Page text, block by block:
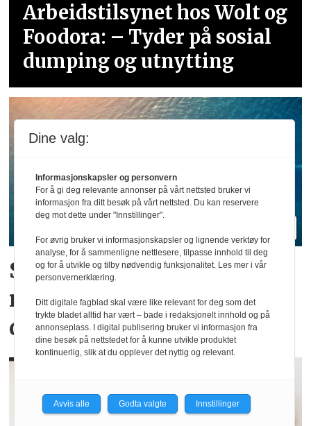
Arbeidstilsynet hos Wolt og
Foodora: – Tyder på sosial
dumping og utnytting
Sjøfartsdirektoratet med
nullvisjon for
dødsulykker
Dine valg:
Informasjonskapsler og personvern
For å gi deg relevante annonser på vårt nettsted bruker vi
informasjon fra ditt besøk på vårt nettsted. Du kan reservere
deg mot dette under "Innstillinger".
For øvrig bruker vi informasjonskapsler og lignende verktøy for
analyse, for å sammenligne nettlesere, tilpasse innhold til deg
og for å utvikle og tilby nødvendig funksjonalitet. Les mer i vår
personvernerklæring.
Ditt digitale fagblad skal være like relevant for deg som det
trykte bladet alltid har vært – bade i redaksjonelt innhold og på
annonseplass. I digital publisering bruker vi informasjon fra
dine besøk på nettstedet for å kunne utvikle produktet
kontinuerlig, slik at du opplever det nyttig og relevant.
Avvis alle Godta valgte Innstillinger